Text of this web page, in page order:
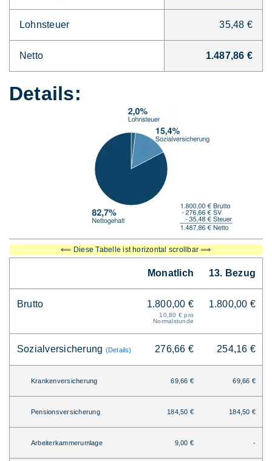
Lohnsteuer 35,48 €
Netto 1.487,86 €
Details:
⟸ Diese Tabelle ist horizontal scrollbar ⟹
Monatlich 13. Bezug
Brutto 1.800,00 €
10,80 € pro
Normalstunde
1.800,00 €
Sozialversicherung (Details) 276,66 € 254,16 €
Krankenversicherung 69,66 € 69,66 €
Pensionsversicherung 184,50 € 184,50 €
Arbeiterkammerumlage 9,00 € -